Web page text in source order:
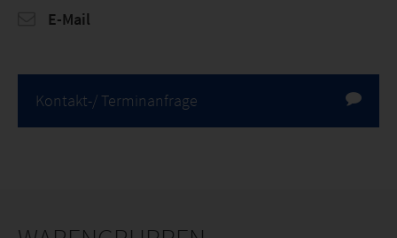
E-Mail
Kontakt-/ Terminanfrage